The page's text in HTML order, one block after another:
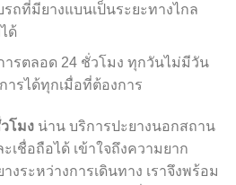
ถที่มียางแบนเป็นระยะทางไกล
ด้
ารตลอด 24 ชั่วโมง ทุกวันไม่มีวัน
ารได้ทุกเมื่อที่ต้องการ
โมง น่าน บริการปะยางนอกสถาน
เชื่อถือได้ เข้าใจถึงความยาก
ระหว่างการเดินทาง เราจึงพร้อม